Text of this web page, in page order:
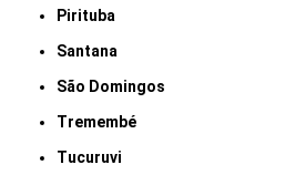
Pirituba
Santana
São Domingos
Tremembé
Tucuruvi